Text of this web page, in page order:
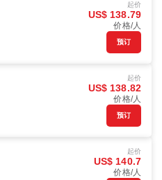
起价
US$ 138.79
价格/人
预订
起价
US$ 138.82
价格/人
预订
起价
US$ 140.7
价格/人